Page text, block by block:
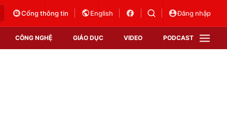
Cổng thông tin English Đăng nhập
CÔNG NGHỆ GIÁO DỤC VIDEO PODCAST